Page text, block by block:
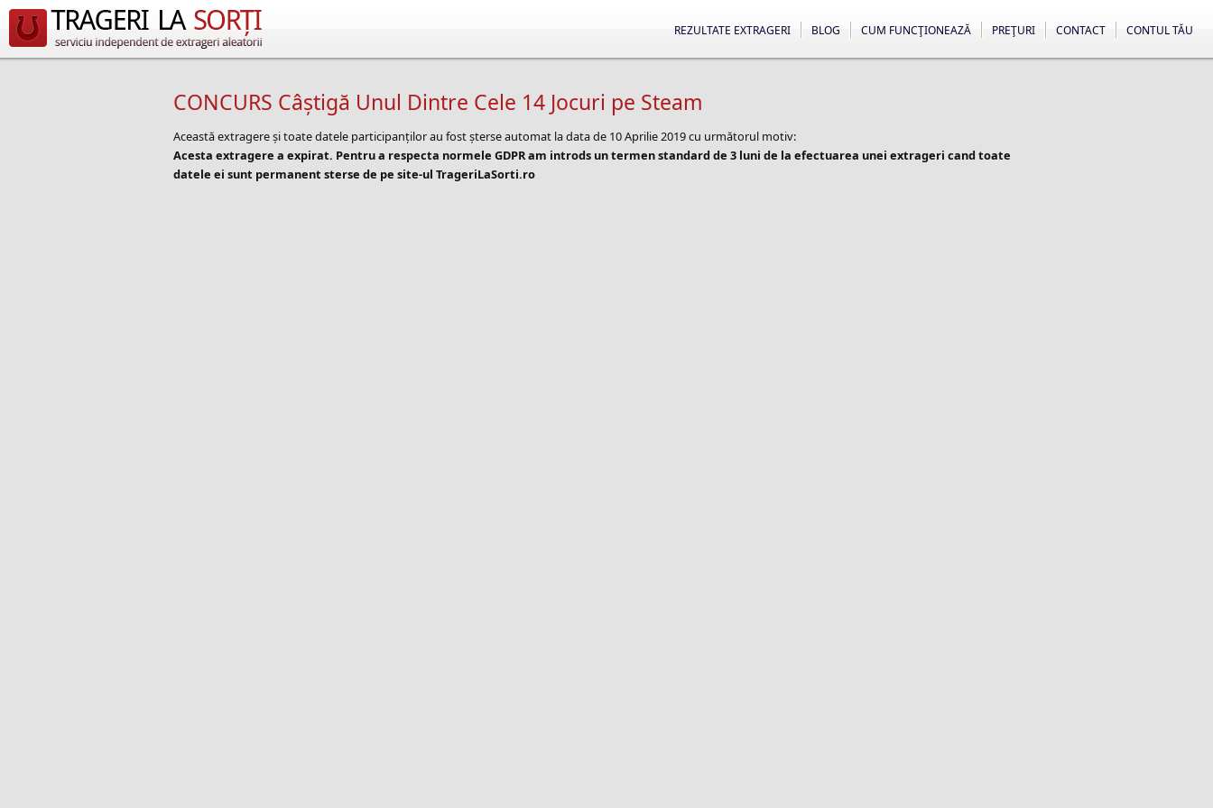
CONTUL TĂU
CONTACT
PREŢURI
CUM FUNCŢIONEAZĂ
BLOG
REZULTATE EXTRAGERI
CONCURS Câștigă Unul Dintre Cele 14 Jocuri pe Steam
Această extragere și toate datele participanților au fost șterse automat la data de 10 Aprilie 2019 cu următorul motiv:
Acesta extragere a expirat. Pentru a respecta normele GDPR am introds un termen standard de 3 luni de la efectuarea unei extrageri cand toate
datele ei sunt permanent sterse de pe site-ul TrageriLaSorti.ro